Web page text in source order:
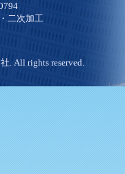
二次加工
. All rights reserved.